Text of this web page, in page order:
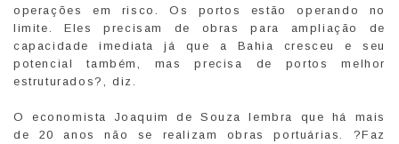
operações em risco. Os portos estão operando no
limite. Eles precisam de obras para ampliação de
capacidade imediata já que a Bahia cresceu e seu
potencial também, mas precisa de portos melhor
estruturados?, diz.
O economista Joaquim de Souza lembra que há mais
de 20 anos não se realizam obras portuárias. ?Faz